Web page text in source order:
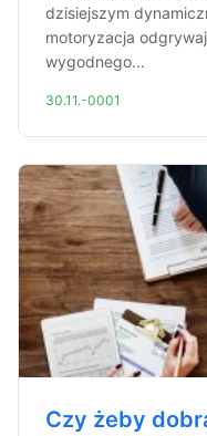
dzisiejszym
motoryzacja
wygodnego...
30.11.-0001
Czy żeby